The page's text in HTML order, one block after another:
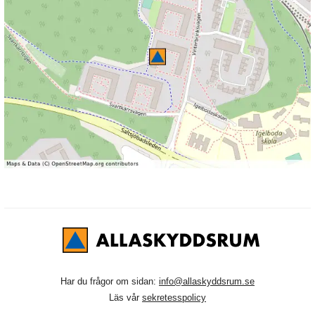
Har du frågor om sidan: info@allaskyddsrum.se
Läs vår sekretesspolicy